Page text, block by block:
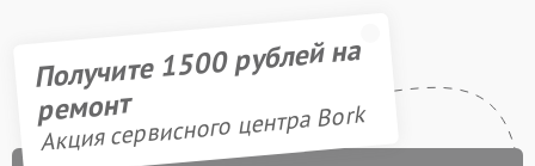
Получите 1500 рублей на
ремонт
Акция сервисного центра Bork